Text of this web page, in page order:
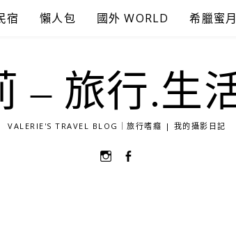
宿 懶人包 國外 WORLD 希臘蜜
– 旅行.生
VALERIE'S TRAVEL BLOG｜旅行嗜癮 | 我的攝影日記
選